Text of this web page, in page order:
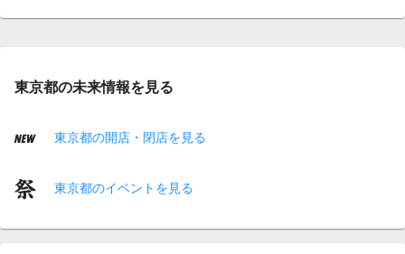
東京都の未来情報を見る
東京都の開店・閉店を見る
東京都のイベントを見る